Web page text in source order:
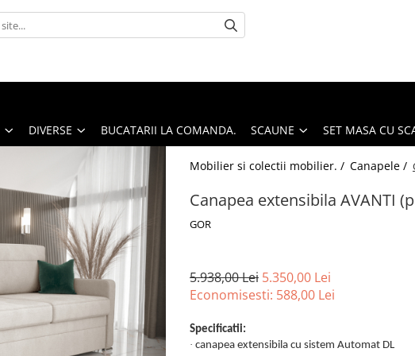
DIVERSE BUCATARII LA COMANDA. SCAUNE SET MASA CU
Mobilier si colectii mobilier. / Canapele /
Canapea extensibila AVANTI
GOR
5.938,00 Lei 5.350,00 Lei
Economisesti: 588,00 Lei
Specificatii:
· canapea extensibila cu sistem Automat DL